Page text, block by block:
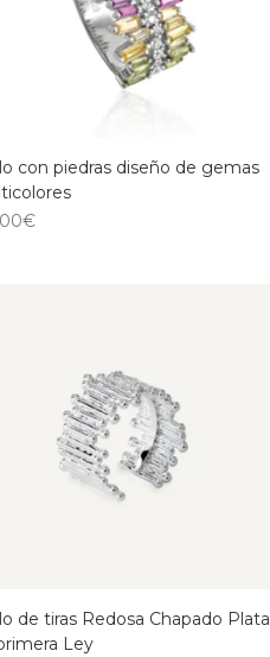
con piedras diseño de gemas
€
de tiras Redosa Chapado Plata
Ley